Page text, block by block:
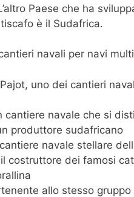
Paese che ha
è il Sudafrica.
navali per navi
uno dei cantieri
cantiere navale che si
produttore sudafricano
navale stellare
costruttore dei famosi
allo stesso